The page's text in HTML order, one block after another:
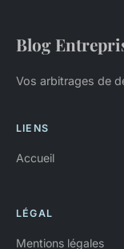
Blog
Vos arbitrages de
LIENS
Accueil
LÉGAL
Mentions légales